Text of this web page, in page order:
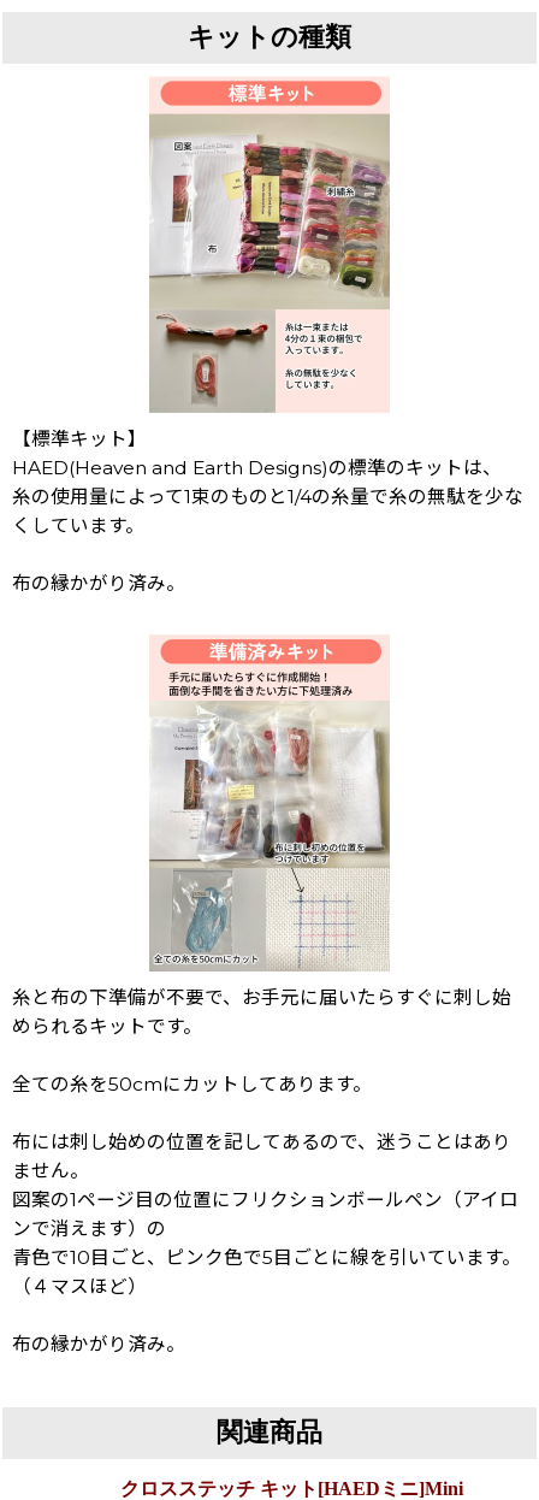
キットの種類
【標準キット】
HAED(Heaven and Earth Designs)の標準のキットは、
糸の使用量によって1束のものと1/4の糸量で糸の無駄を少な
くしています。
布の縁かがり済み。
糸と布の下準備が不要で、お手元に届いたらすぐに刺し始
められるキットです。
全ての糸を50cmにカットしてあります。
布には刺し始めの位置を記してあるので、迷うことはあり
ません。
図案の1ページ目の位置にフリクションボールペン（アイロ
ンで消えます）の
青色で10目ごと、ピンク色で5目ごとに線を引いています。
（４マスほど）
布の縁かがり済み。
関連商品
クロスステッチ キット[HAEDミニ]Mini